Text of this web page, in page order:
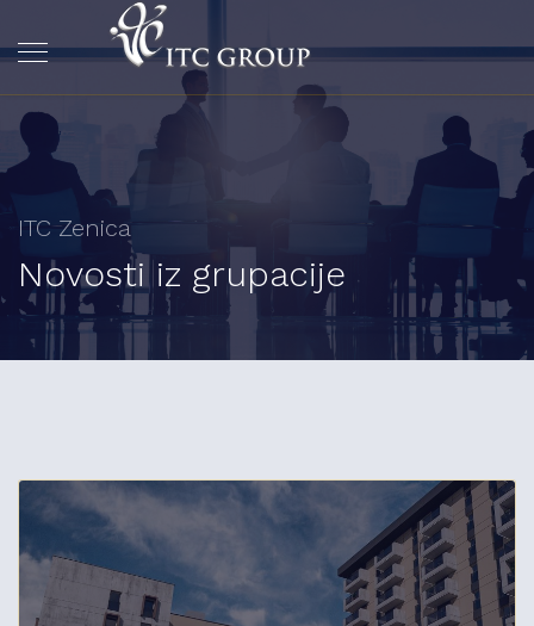
ITC Zenica
Novosti iz grupacije